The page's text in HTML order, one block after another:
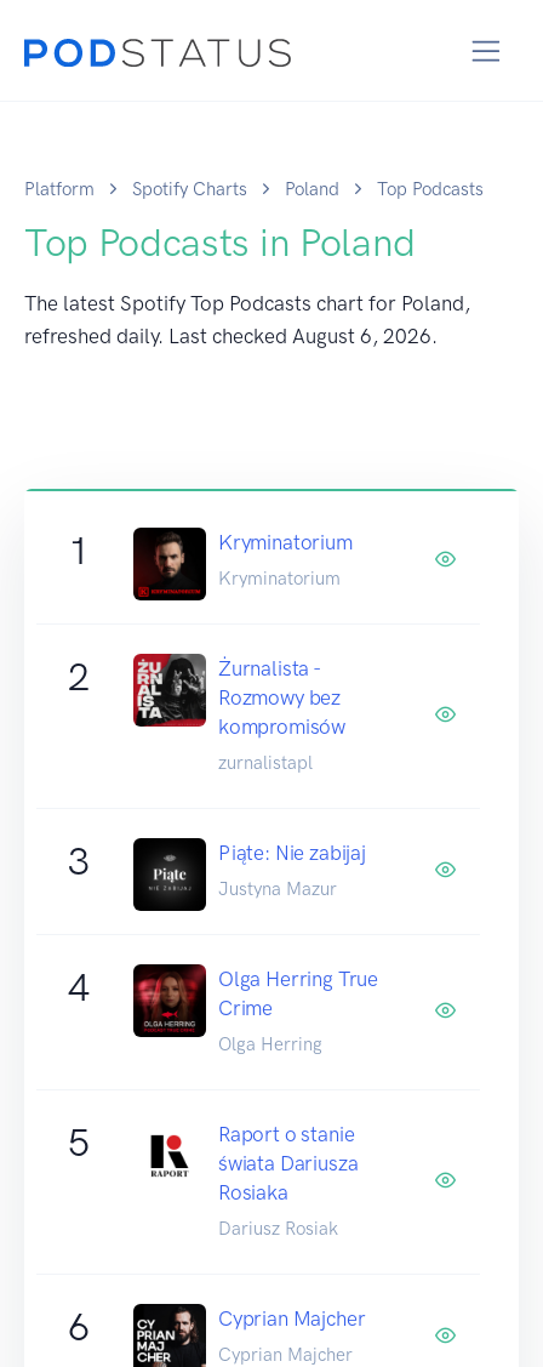
Platform Spotify Charts Poland Top Podcasts
Top Podcasts in Poland
The latest Spotify Top Podcasts chart for Poland,
refreshed daily. Last checked August 6, 2026.
1 Kryminatorium
Kryminatorium
2
Żurnalista -
Rozmowy bez
kompromisów
zurnalistapl
3 Piąte: Nie zabijaj
Justyna Mazur
4
Olga Herring True
Crime
Olga Herring
5
Raport o stanie
świata Dariusza
Rosiaka
Dariusz Rosiak
6 Cyprian Majcher
Cyprian Majcher